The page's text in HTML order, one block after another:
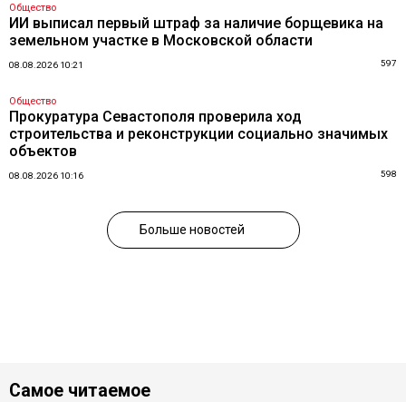
Общество
ИИ выписал первый штраф за наличие борщевика на
земельном участке в Московской области
08.08.2026 10:21 597
Общество
Прокуратура Севастополя проверила ход
строительства и реконструкции социально значимых
объектов
08.08.2026 10:16 598
Больше новостей
Самое читаемое